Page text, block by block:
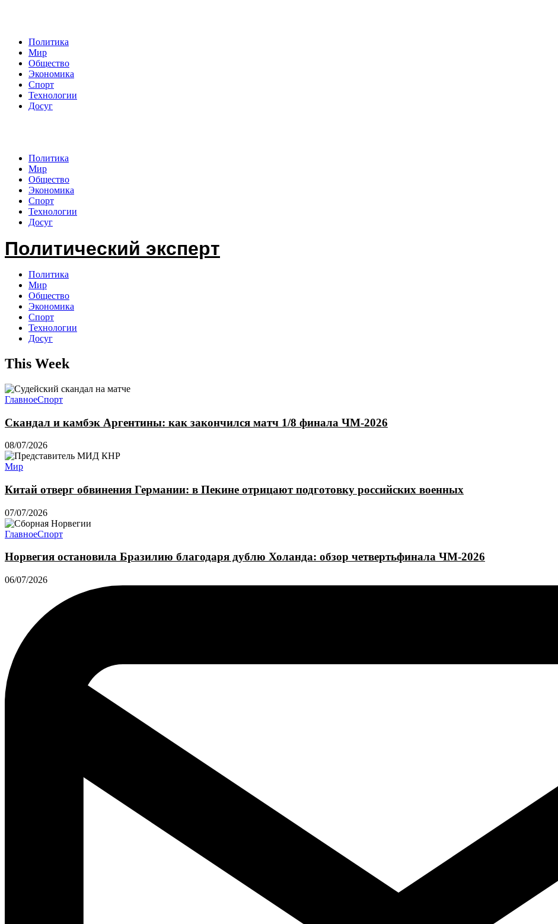
Политика
Мир
Общество
Экономика
Спорт
Технологии
Досуг
Политика
Мир
Общество
Экономика
Спорт
Технологии
Досуг
Политический эксперт
Политика
Мир
Общество
Экономика
Спорт
Технологии
Досуг
This Week
ГлавноеСпорт
Скандал и камбэк Аргентины: как закончился матч 1/8 финала ЧМ-2026
08/07/2026
Мир
Китай отверг обвинения Германии: в Пекине отрицают подготовку российских военных
07/07/2026
ГлавноеСпорт
Норвегия остановила Бразилию благодаря дублю Холанда: обзор четвертьфинала ЧМ-2026
06/07/2026